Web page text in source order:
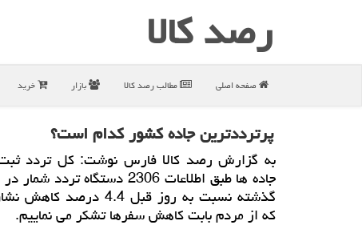
رصد كالا
صفحه اصلی مطالب رصد كالا بازار خرید
پرترددترین جاده كشور كدام است؟
به گزارش رصد كالا فارس نوشت: كل تردد
جاده ها طبق اطلاعات 2306 دستگاه
گذشته نسبت به روز قبل 4.4
كه از مردم بابت كاهش سفرها تشكر می نماییم.